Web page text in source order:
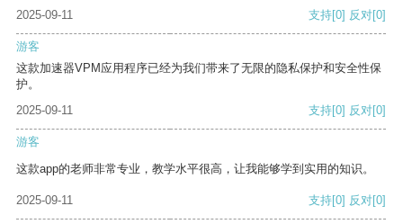
2025-09-11 支持[0] 反对[0]
游客
这款加速器VPM应用程序已经为我们带来了无限的隐私保护和安全性保
护。
2025-09-11
支持[0] 反对[0]
游客
这款app的老师非常专业，教学水平很高，让我能够学到实用的知识。
2025-09-11 支持[0] 反对[0]